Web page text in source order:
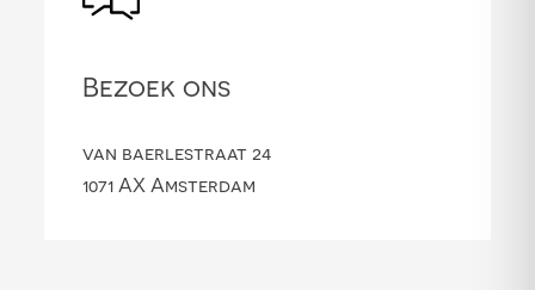
Bezoek ons
van baerlestraat 24
1071 AX Amsterdam